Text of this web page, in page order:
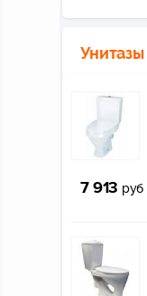
Унитазы
7 913 руб